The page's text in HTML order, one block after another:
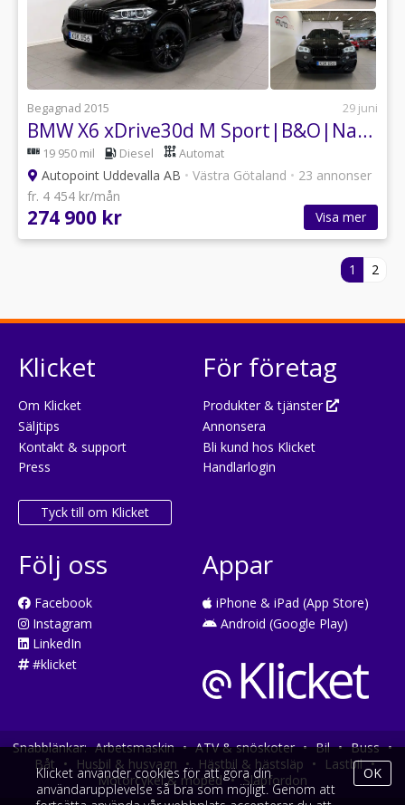
Begagnad 2015 29 juni
BMW X6 xDrive30d M Sport|B&O|Navi|Pano|Soft Close|SE UTR*
19 950 mil Diesel Automat
Autopoint Uddevalla AB • Västra Götaland • 23 annonser
fr. 4 454 kr/mån
274 900 kr Visa mer
1 2
Klicket
Om Klicket
Säljtips
Kontakt & support
Press
Tyck till om Klicket
För företag
Produkter & tjänster
Annonsera
Bli kund hos Klicket
Handlarlogin
Följ oss
Facebook
Instagram
LinkedIn
#klicket
Appar
iPhone & iPad (App Store)
Android (Google Play)
Snabblänkar: Arbetsmaskin • ATV & snöskoter • Bil • Buss •
Båt • Husbil & husvagn • Hästbil & hästsläp • Lastbil •
Motorcykel & moped • Släpfordon
Klicket använder cookies för att göra din
användarupplevelse så bra som möjligt. Genom att
OK